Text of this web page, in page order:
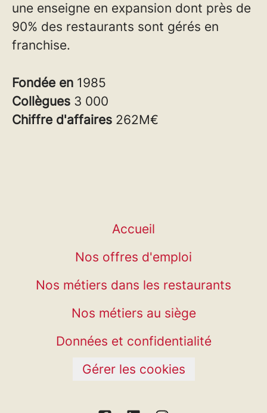
une enseigne en expansion dont près de
90% des restaurants sont gérés en
franchise.
Fondée en 1985
Collègues 3 000
Chiffre d'affaires 262M€
Accueil
Nos offres d'emploi
Nos métiers dans les restaurants
Nos métiers au siège
Données et confidentialité
Gérer les cookies